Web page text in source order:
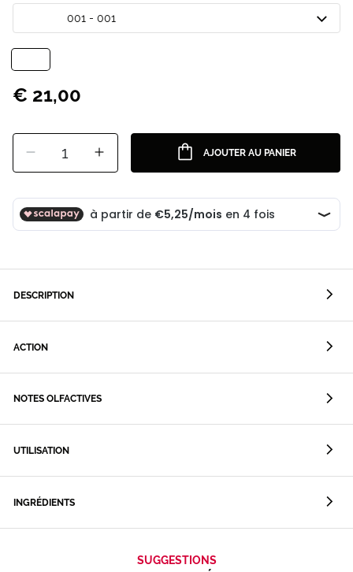
001 - 001
€ 21,00
1 AJOUTER AU PANIER
DESCRIPTION
ACTION
NOTES OLFACTIVES
UTILISATION
INGRÉDIENTS
SUGGESTIONS